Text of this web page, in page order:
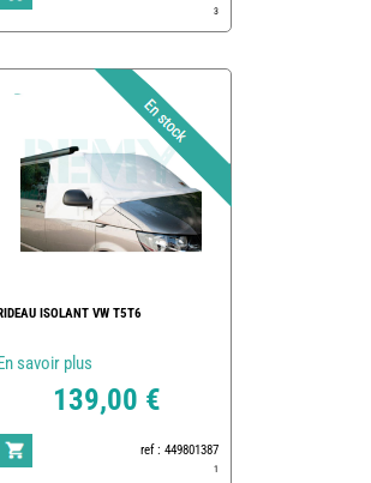
3
ISOLANT VW T5T6
savoir plus
139,00 €
ref : 449801387
1